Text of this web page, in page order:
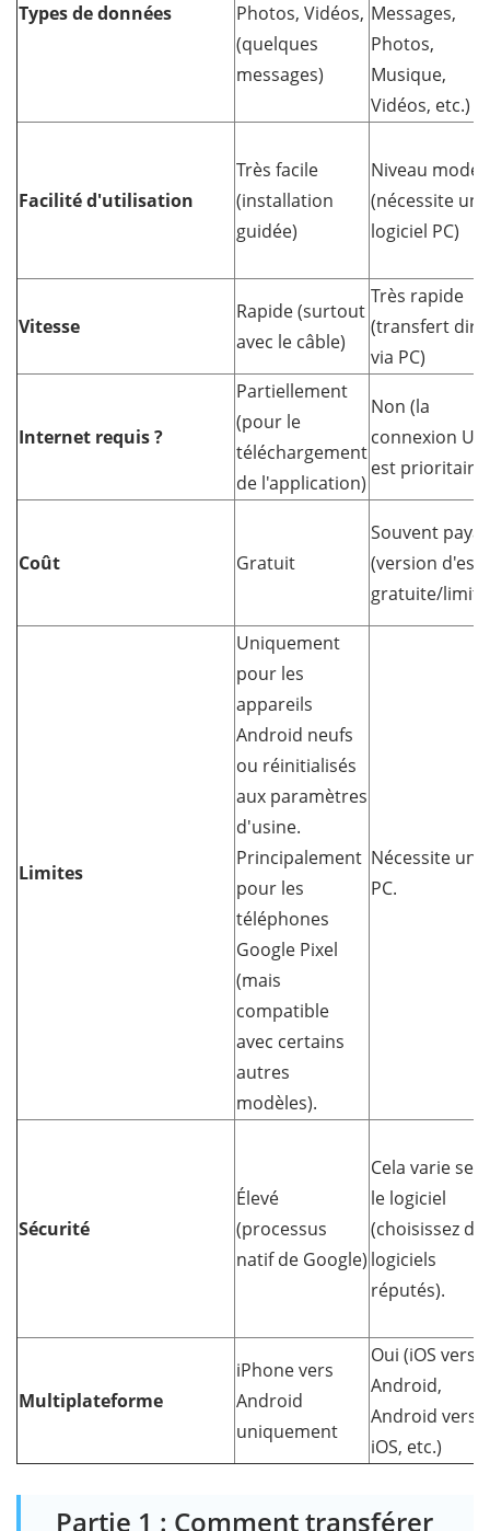
Types de données
Photos, Vidéos,
(quelques
messages)
Messages,
Photos,
Musique,
Vidéos, etc.)
Facilité d'utilisation
Très facile
(installation
guidée)
Niveau
(nécessite un
logiciel PC)
Vitesse
Rapide (surtout
avec le câble)
Très rapide
(transfert
via PC)
Internet requis ?
Partiellement
(pour le
téléchargement
de l'application)
Non (la
connexion
est prioritaire)
Coût Gratuit
Souvent
(version
gratuite/
Limites
Uniquement
pour les
appareils
Android neufs
ou réinitialisés
aux paramètres
d'usine.
Principalement
pour les
téléphones
Google Pixel
(mais
compatible
avec certains
autres
modèles).
Nécessite un
PC.
Sécurité
Élevé
(processus
natif de Google)
Cela varie
le logiciel
(choisissez
logiciels
réputés).
Multiplateforme
iPhone vers
Android
uniquement
Oui (iOS vers
Android,
Android vers
iOS, etc.)
Partie 1 : Comment transférer